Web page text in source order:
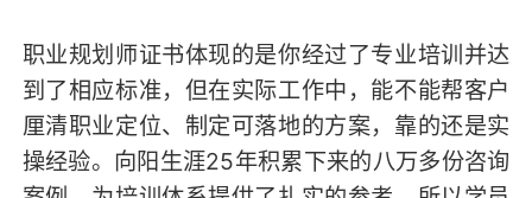
职业规划师证书体现的是你经过了专业培训并达
到了相应标准，但在实际工作中，能不能帮客户
厘清职业定位、制定可落地的方案，靠的还是实
操经验。向阳生涯25年积累下来的八万多份咨询